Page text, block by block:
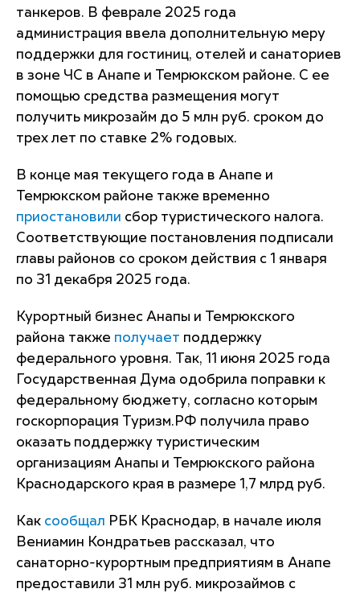
танкеров. В феврале 2025 года
администрация ввела дополнительную меру
поддержки для гостиниц, отелей и санаториев
в зоне ЧС в Анапе и Темрюкском районе. С ее
помощью средства размещения могут
получить микрозайм до 5 млн руб. сроком до
трех лет по ставке 2% годовых.
В конце мая текущего года в Анапе и
Темрюкском районе также временно
приостановили сбор туристического налога.
Соответствующие постановления подписали
главы районов со сроком действия с 1 января
по 31 декабря 2025 года.
Курортный бизнес Анапы и Темрюкского
района также получает поддержку
федерального уровня. Так, 11 июня 2025 года
Государственная Дума одобрила поправки к
федеральному бюджету, согласно которым
госкорпорация Туризм.РФ получила право
оказать поддержку туристическим
организациям Анапы и Темрюкского района
Краснодарского края в размере 1,7 млрд руб.
Как сообщал РБК Краснодар, в начале июля
Вениамин Кондратьев рассказал, что
санаторно-курортным предприятиям в Анапе
предоставили 31 млн руб. микрозаймов с